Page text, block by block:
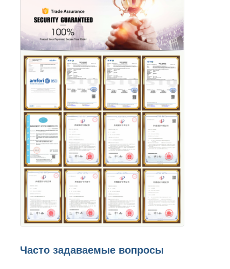
Часто задаваемые вопросы